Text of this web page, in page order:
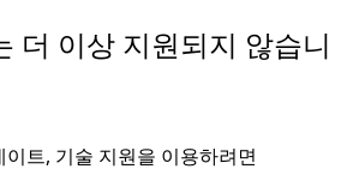
더 이상 지원되지 않습니
트, 기술 지원을 이용하려면